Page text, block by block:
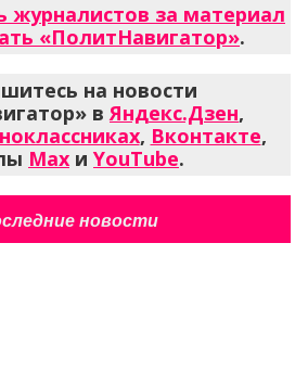
журналистов за материал
«ПолитНавигатор».
на новости
вЯндекс.Дзен,
, Вконтакте,
Max и YouTube.
новости